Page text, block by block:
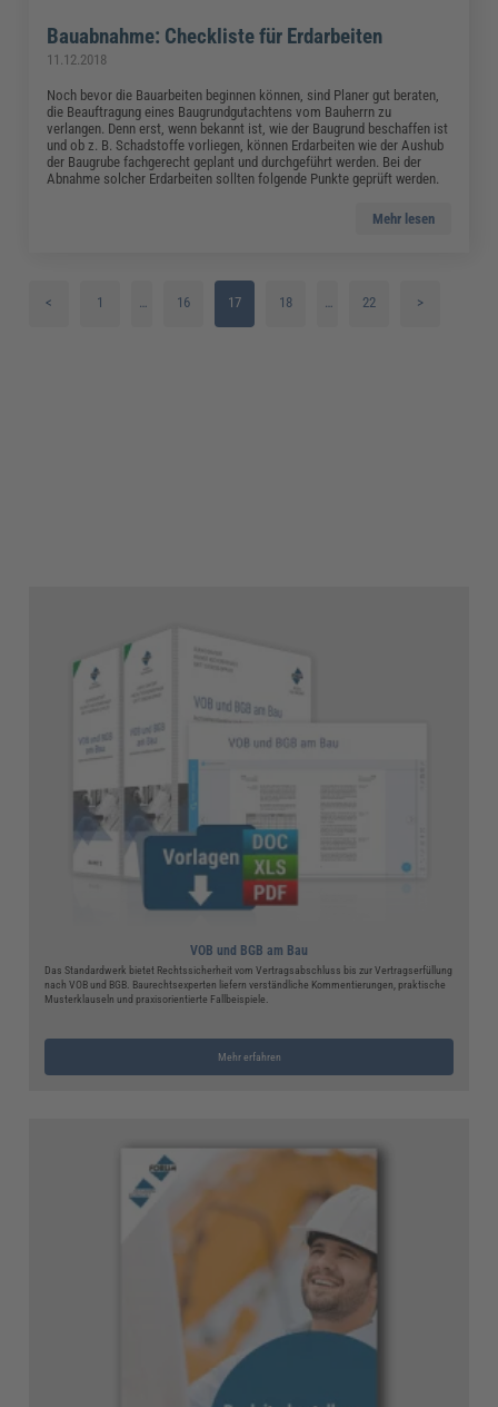
Bauabnahme: Checkliste für Erdarbeiten
11.12.2018
Noch bevor die Bauarbeiten beginnen können, sind Planer gut beraten,
die Beauftragung eines Baugrundgutachtens vom Bauherrn zu
verlangen. Denn erst, wenn bekannt ist, wie der Baugrund beschaffen ist
und ob z. B. Schadstoffe vorliegen, können Erdarbeiten wie der Aushub
der Baugrube fachgerecht geplant und durchgeführt werden. Bei der
Abnahme solcher Erdarbeiten sollten folgende Punkte geprüft werden.
Mehr lesen
< 1 … 16 17 18 … 22 >
VOB und BGB am Bau
Das Standardwerk bietet Rechtssicherheit vom Vertragsabschluss bis zur Vertragserfüllung
nach VOB und BGB. Baurechtsexperten liefern verständliche Kommentierungen, praktische
Musterklauseln und praxisorientierte Fallbeispiele.
Mehr erfahren